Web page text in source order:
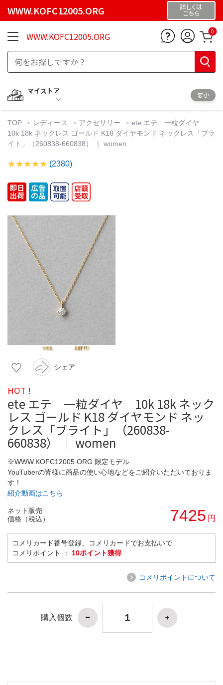
WWW.KOFC12005.ORG 詳しくは
こちら
WWW.KOFC12005.ORG 0
マイストア
変更
TOP レディース アクセサリー
ete エテ 一粒ダイヤ
10k 18k ネックレス ゴールド K18 ダイヤモンド ネックレス「ブラ
イト」（260838-660838） ｜ women
(2380)
シェア
HOT !
ete エテ 一粒ダイヤ 10k 18k ネック
レス ゴールド K18 ダイヤモンド ネッ
クレス「ブライト」（260838-
660838） ｜ women
※WWW.KOFC12005.ORG 限定モデル
YouTuberの皆様に商品の使い心地などをご紹介いただいておりま
す！
紹介動画はこちら
ネット販売
価格（税込）
7425 円
コメリカード番号登録、コメリカードでお支払いで
コメリポイント ： 10ポイント獲得
コメリポイントについて
購入個数